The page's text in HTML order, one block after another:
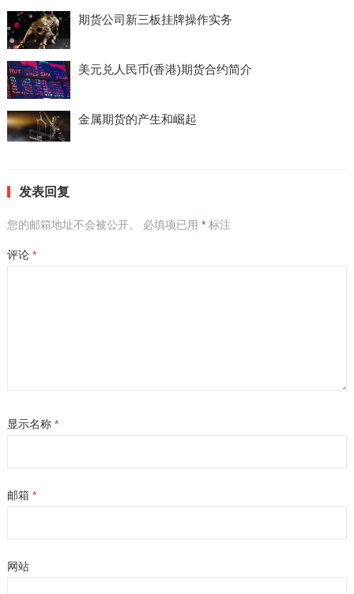
期货公司新三板挂牌操作实务
美元兑人民币(香港)期货合约简介
金属期货的产生和崛起
发表回复
您的邮箱地址不会被公开。 必填项已用 *标注
评论 *
显示名称 *
邮箱 *
网站